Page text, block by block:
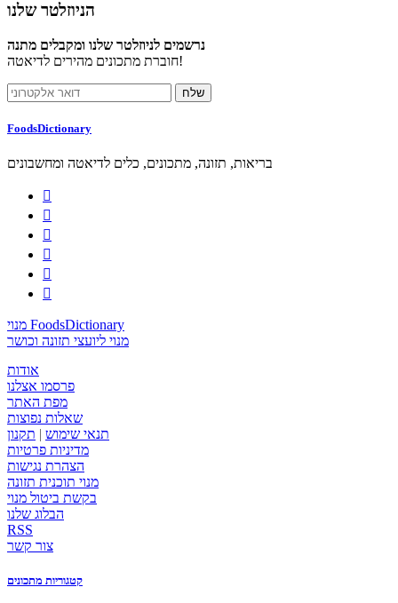
הניוזלטר שלנו
נרשמים לניוזלטר שלנו ומקבלים מתנה
חוברת מתכונים מהירים לדיאטה!
FoodsDictionary
בריאות, תזונה, מתכונים, כלים לדיאטה ומחשבונים






מנוי FoodsDictionary
מנוי ליועצי תזונה וכושר
אודות
פרסמו אצלנו
מפת האתר
שאלות נפוצות
תנאי שימוש | תקנון
מדיניות פרטיות
הצהרת נגישות
מנוי תוכנית תזונה
בקשת ביטול מנוי
הבלוג שלנו
RSS
צור קשר
קטגוריות מתכונים